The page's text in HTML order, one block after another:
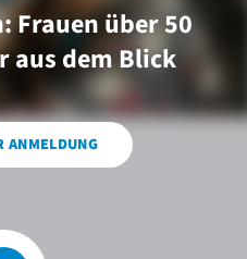
Frauen über 50
aus dem Blick
ANMELDUNG